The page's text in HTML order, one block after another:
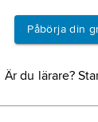
Påbörja din
Är du lärare?